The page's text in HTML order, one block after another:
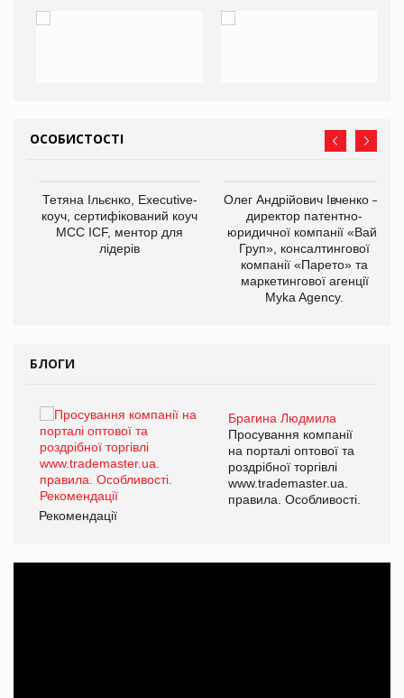
ОСОБИСТОСТІ
Тетяна Ільєнко, Executive-
коуч, сертифікований коуч
МСС ICF, ментор для
лідерів
Олег Андрійович Івченко —
директор патентно-
юридичної компанії «Вайз
Груп», консалтингової
компанії «Парето» та
маркетингової агенції
Myka Agency.
БЛОГИ
Брагина Людмила
Просування компанії
на порталі оптової та
роздрібної торгівлі
www.trademaster.ua.
правила. Особливості.
Рекомендації